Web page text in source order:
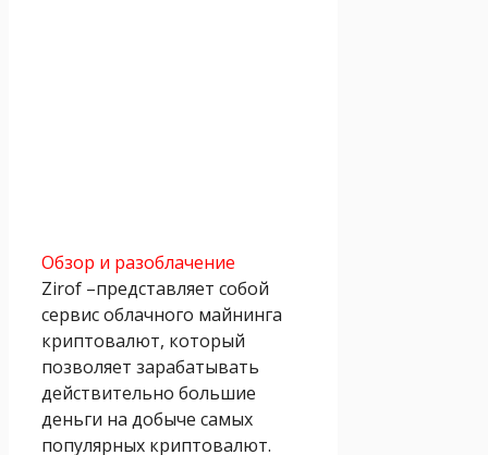
Обзор и разоблачение
Zirof –представляет собой
сервис облачного майнинга
криптовалют, который
позволяет зарабатывать
действительно большие
деньги на добыче самых
популярных криптовалют.